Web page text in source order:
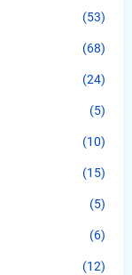
(53)
(68)
(24)
(5)
(10)
(15)
(5)
(6)
(12)